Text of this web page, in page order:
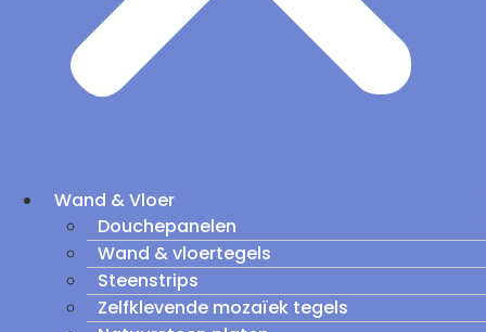
Wand & Vloer
Douchepanelen
Wand & vloertegels
Steenstrips
Zelfklevende mozaïek tegels